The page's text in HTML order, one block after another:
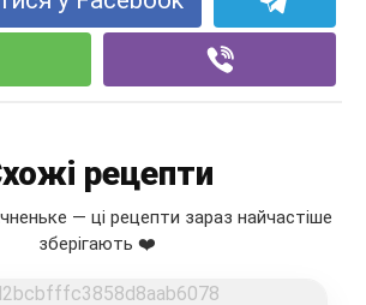
рецепти
— ці рецепти зараз найчастіше
зберігають ❤️